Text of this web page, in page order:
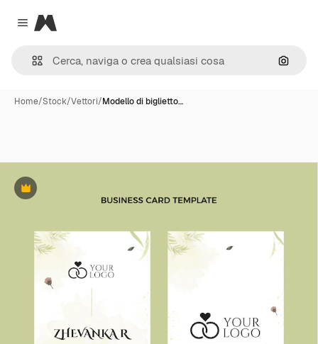
Close menu
Magnific
Cerca
Home/Stock/Vettori/Modello di biglietto…
Premium